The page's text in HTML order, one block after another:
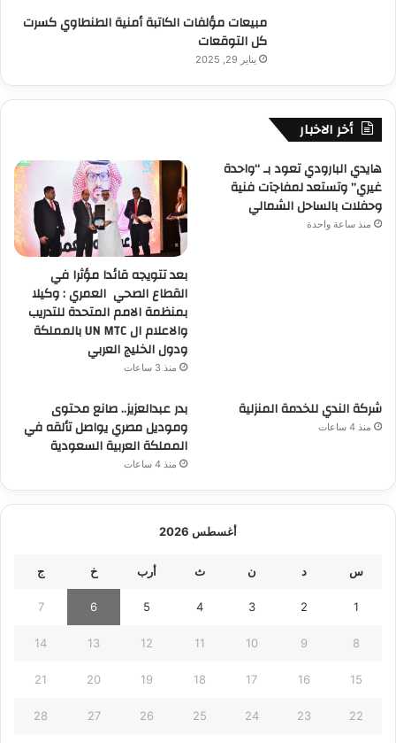
مبيعات مؤلفات الكاتبة أمنية الطنطاوي كسرت
كل التوقعات
يناير 29, 2025
أخر الاخبار
هايدي البارودي تعود بـ “واحدة
غيري” وتستعد لمفاجآت فنية
وحفلات بالساحل الشمالي
منذ ساعة واحدة
بعد تتويجه قائدا مؤثرا في
القطاع الصحي العمري : وكيلا
بمنظمة الامم المتحدة للتدريب
والاعلام ال UN MTC بالمملكة
ودول الخليج العربي
منذ 3 ساعات
شركة الندي للخدمة المنزلية
منذ 4 ساعات
بدر عبدالعزيز.. صانع محتوى
وموديل مصري يواصل تألقه في
المملكة العربية السعودية
منذ 4 ساعات
أغسطس 2026
س د ن ث أرب خ ج
1
2
3
4
5
6
7
8
9
10
11
12
13
14
15
16
17
18
19
20
21
22
23
24
25
26
27
28